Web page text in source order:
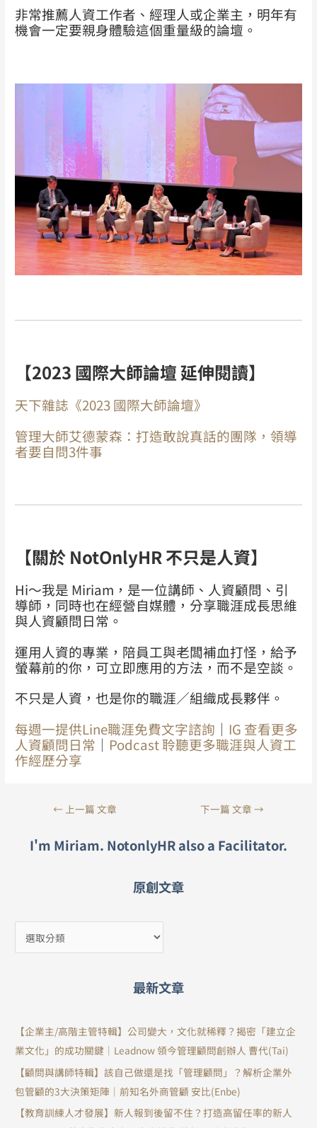
非常推薦人資工作者、經理人或企業主，明年有
機會一定要親身體驗這個重量級的論壇。
【2023 國際大師論壇 延伸閱讀】
天下雜誌《2023 國際大師論壇》
管理大師艾德蒙森：打造敢說真話的團隊，領導
者要自問3件事
【關於 NotOnlyHR 不只是人資】
Hi～我是 Miriam，是一位講師、人資顧問、引
導師，同時也在經營自媒體，分享職涯成長思維
與人資顧問日常。
運用人資的專業，陪員工與老闆補血打怪，給予
螢幕前的你，可立即應用的方法，而不是空談。
不只是人資，也是你的職涯／組織成長夥伴。
每週一提供Line職涯免費文字諮詢 ｜ IG 查看更多
人資顧問日常 ｜ Podcast 聆聽更多職涯與人資工
作經歷分享
← 上一篇 文章 下一篇 文章 →
I'm Miriam. NotonlyHR also a Facilitator.
原創文章
最新文章
【企業主/高階主管特輯】公司變大，文化就稀釋？揭密「建立企
業文化」的成功關鍵｜Leadnow 領今管理顧問創辦人 曹代(Tai)
【顧問與講師特輯】該自己做還是找「管理顧問」？解析企業外
包管顧的3大決策矩陣｜前知名外商管顧 安比(Enbe)
【教育訓練人才發展】新人報到後留不住？打造高留任率的新人